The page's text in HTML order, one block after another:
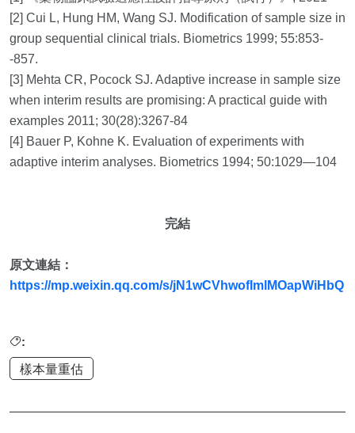
[2] Cui L, Hung HM, Wang SJ. Modification of sample size in
group sequential clinical trials. Biometrics 1999; 55:853-
-857.
[3] Mehta CR, Pocock SJ. Adaptive increase in sample size
when interim results are promising: A practical guide with
examples 2011; 30(28):3267-84
[4] Bauer P, Kohne K. Evaluation of experiments with
adaptive interim analyses. Biometrics 1994; 50:1029—104
完結
原文連結：
https://mp.weixin.qq.com/s/jN1wCVhwofImlMOapWiHbQ
:
樣本量重估